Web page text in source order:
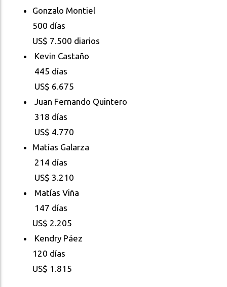
Gonzalo Montiel
500 días
US$ 7.500 diarios
Kevin Castaño
445 días
US$ 6.675
Juan Fernando Quintero
318 días
US$ 4.770
Matías Galarza
214 días
US$ 3.210
Matías Viña
147 días
US$ 2.205
Kendry Páez
120 días
US$ 1.815